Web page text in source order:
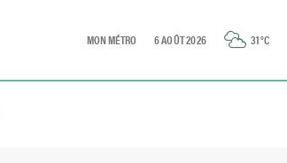
MON MÉTRO 6 AOÛT 2026 31°C